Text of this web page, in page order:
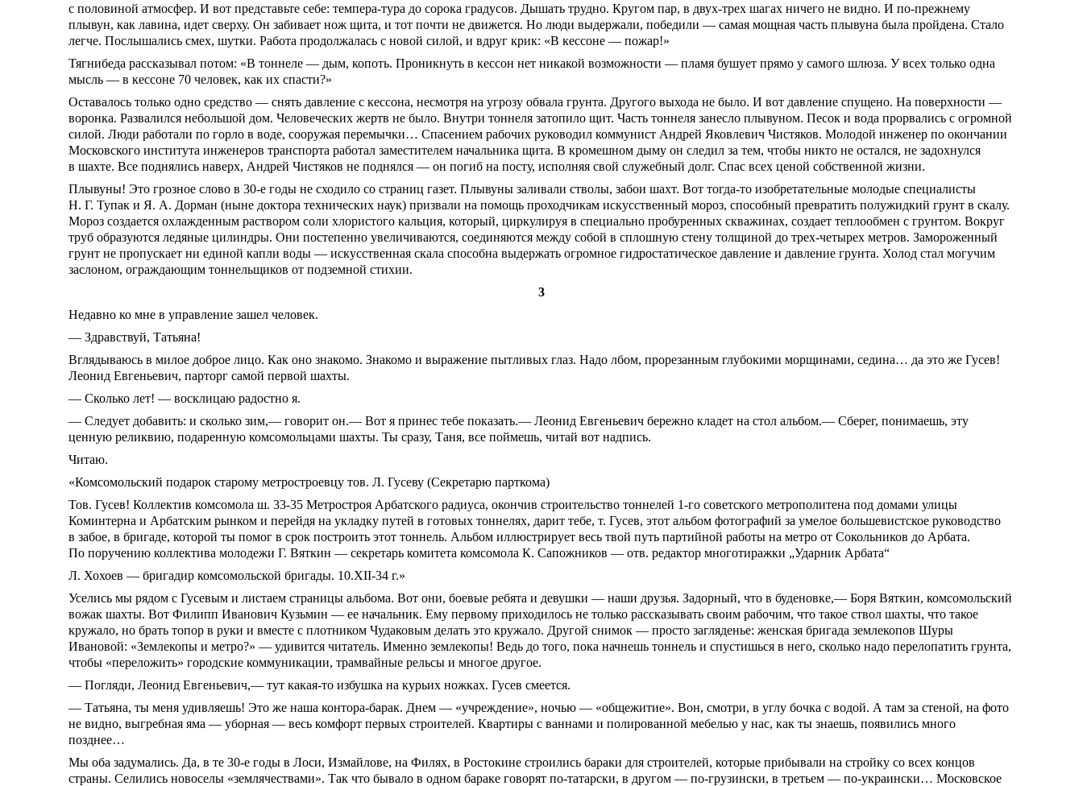
с половиной атмосфер. И вот представьте себе: темпера-тура до сорока градусов. Дышать трудно. Кругом пар, в двух-трех шагах ничего не видно. И по-прежнему
плывун, как лавина, идет сверху. Он забивает нож щита, и тот почти не движется. Но люди выдержали, победили — самая мощная часть плывуна была пройдена. Стало
легче. Послышались смех, шутки. Работа продолжалась с новой силой, и вдруг крик: «В кессоне — пожар!»
Тягнибеда рассказывал потом: «В тоннеле — дым, копоть. Проникнуть в кессон нет никакой возможности — пламя бушует прямо у самого шлюза. У всех только одна
мысль — в кессоне 70 человек, как их спасти?»
Оставалось только одно средство — снять давление с кессона, несмотря на угрозу обвала грунта. Другого выхода не было. И вот давление спущено. На поверхности —
воронка. Развалился небольшой дом. Человеческих жертв не было. Внутри тоннеля затопило щит. Часть тоннеля занесло плывуном. Песок и вода прорвались с огромной
силой. Люди работали по горло в воде, сооружая перемычки… Спасением рабочих руководил коммунист Андрей Яковлевич Чистяков. Молодой инженер по окончании
Московского института инженеров транспорта работал заместителем начальника щита. В кромешном дыму он следил за тем, чтобы никто не остался, не задохнулся
в шахте. Все поднялись наверх, Андрей Чистяков не поднялся — он погиб на посту, исполняя свой служебный долг. Спас всех ценой собственной жизни.
Плывуны! Это грозное слово в30-е годы не сходило со страниц газет. Плывуны заливали стволы, забои шахт. Вот тогда-то изобретательные молодые специалисты
Н. Г. Тупак и Я. А. Дорман (ныне доктора технических наук) призвали на помощь проходчикам искусственный мороз, способный превратить полужидкий грунт в скалу.
Мороз создается охлажденным раствором соли хлористого кальция, который, циркулируя в специально пробуренных скважинах, создает теплообмен с грунтом. Вокруг
труб образуются ледяные цилиндры. Они постепенно увеличиваются, соединяются между собой в сплошную стену толщиной до трех-четырех метров. Замороженный
грунт не пропускает ни единой капли воды — искусственная скала способна выдержать огромное гидростатическое давление и давление грунта. Холод стал могучим
заслоном, ограждающим тоннельщиков от подземной стихии.
3
Недавно ко мне в управление зашел человек.
— Здравствуй, Татьяна!
Вглядываюсь в милое доброе лицо. Как оно знакомо. Знакомо и выражение пытливых глаз. Надо лбом, прорезанным глубокими морщинами, седина… да это же Гусев!
Леонид Евгеньевич, парторг самой первой шахты.
— Сколько лет! — восклицаю радостно я.
— Следует добавить: и сколько зим,— говорит он.— Вот я принес тебе показать.— Леонид Евгеньевич бережно кладет на стол альбом.— Сберег, понимаешь, эту
ценную реликвию, подаренную комсомольцами шахты. Ты сразу, Таня, все поймешь, читай вот надпись.
Читаю.
«Комсомольский подарок старому метростроевцу тов. Л. Гусеву (Секретарю парткома)
Тов. Гусев! Коллектив комсомола ш.33-35 Метростроя Арбатского радиуса, окончив строительство тоннелей 1-го советского метрополитена под домами улицы
Коминтерна и Арбатским рынком и перейдя на укладку путей в готовых тоннелях, дарит тебе, т. Гусев, этот альбом фотографий за умелое большевистское руководство
в забое, в бригаде, которой ты помог в срок построить этот тоннель. Альбом иллюстрирует весь твой путь партийной работы на метро от Сокольников до Арбата.
По поручению коллектива молодежи Г. Вяткин — секретарь комитета комсомола К. Сапожников — отв. редактор многотиражки „Ударник Арбата“
Л. Хохоев — бригадир комсомольской бригады. 10.ХII-34 г.»
Уселись мы рядом с Гусевым и листаем страницы альбома. Вот они, боевые ребята и девушки — наши друзья. Задорный, что в буденовке,— Боря Вяткин, комсомольский
вожак шахты. Вот Филипп Иванович Кузьмин — ее начальник. Ему первому приходилось не только рассказывать своим рабочим, что такое ствол шахты, что такое
кружало, но брать топор в руки и вместе с плотником Чудаковым делать это кружало. Другой снимок — просто загляденье: женская бригада землекопов Шуры
Ивановой: «Землекопы и метро?» — удивится читатель. Именно землекопы! Ведь до того, пока начнешь тоннель и спустишься в него, сколько надо перелопатить грунта,
чтобы «переложить» городские коммуникации, трамвайные рельсы и многое другое.
— Погляди, Леонид Евгеньевич,— тут какая-то избушка на курьих ножках. Гусев смеется.
— Татьяна, ты меня удивляешь! Это же наша контора-барак. Днем — «учреждение», ночью — «общежитие». Вон, смотри, в углу бочка с водой. А там за стеной, на фото
не видно, выгребная яма — уборная — весь комфорт первых строителей. Квартиры с ваннами и полированной мебелью у нас, как ты знаешь, появились много
позднее…
Мы оба задумались. Да, в те30-е годы в Лоси, Измайлове, на Филях, в Ростокине строились бараки для строителей, которые прибывали на стройку со всех концов
страны. Селились новоселы «землячествами». Так что бывало в одном бараке говорят по-татарски, в другом — по-грузински, в третьем — по-украински… Московское